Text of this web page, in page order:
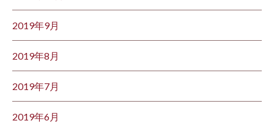
2019年9月
2019年8月
2019年7月
2019年6月